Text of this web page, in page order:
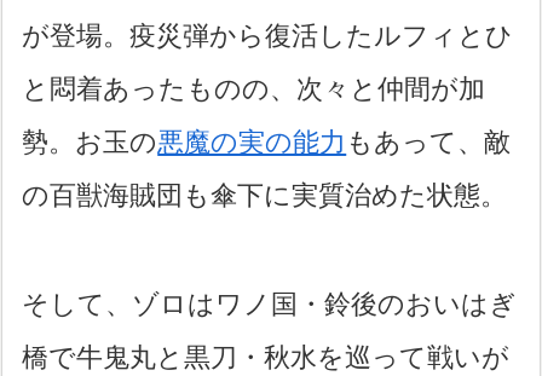
が登場。疫災弾から復活したルフィとひ
と悶着あったものの、次々と仲間が加
勢。お玉の悪魔の実の能力 もあって、敵
の百獣海賊団も傘下に実質治めた状態。
そして、ゾロはワノ国・鈴後のおいはぎ
橋で牛鬼丸と黒刀・秋水を巡って戦いが